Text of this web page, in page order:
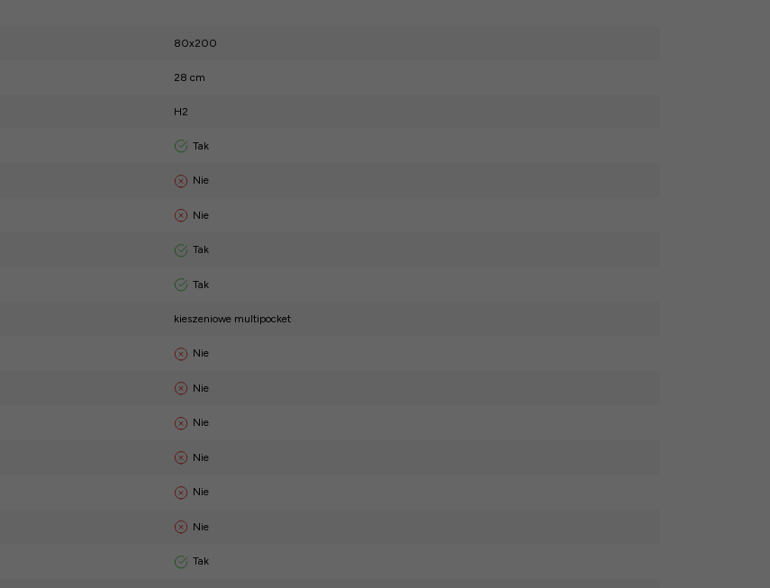
80x200
28 cm
H2
Tak
Nie
Nie
Tak
Tak
kieszeniowe multipocket
Nie
Nie
Nie
Nie
Nie
Nie
Tak